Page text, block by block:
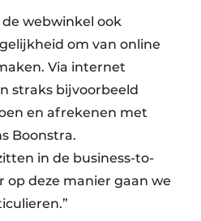
webwinkel ook
om van online
Via internet
straks bijvoorbeeld
en afrekenen met
Boonstra.
in de business-to-
op deze manier gaan we